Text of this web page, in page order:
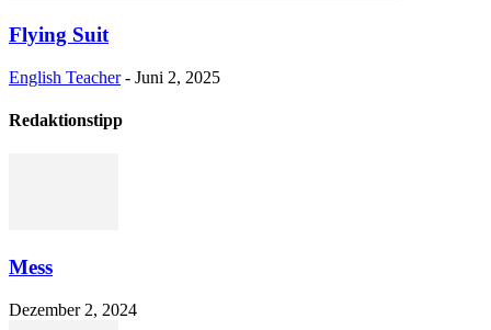
Flying Suit
English Teacher - Juni 2, 2025
Redaktionstipp
Mess
Dezember 2, 2024